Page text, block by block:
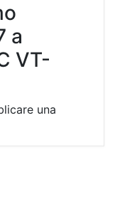
a
VT-
una